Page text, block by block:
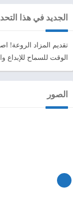
الجديد في هذا
تقديم المزاد الروعة!
الوقت للسماح للإبداع
الصور